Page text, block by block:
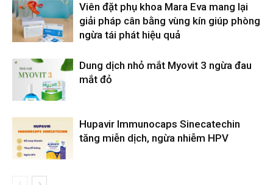
Viên đặt phụ khoa Mara Eva mang lại
giải pháp cân bằng vùng kín giúp phòng
ngừa tái phát hiệu quả
Dung dịch nhỏ mắt Myovit 3 ngừa đau
mắt đỏ
Hupavir Immunocaps Sinecatechin
tăng miễn dịch, ngừa nhiễm HPV